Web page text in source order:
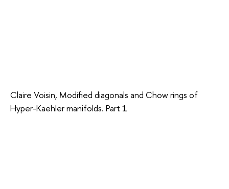
Claire Voisin, Modified diagonals and Chow rings of
Hyper-Kaehler manifolds. Part 1